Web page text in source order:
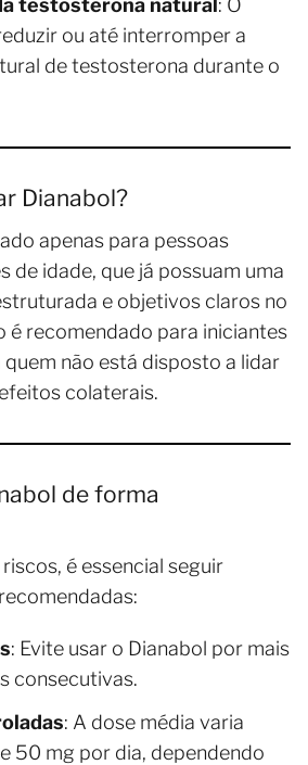
ou até interromper a
de testosterona durante o
Dianabol?
apenas para pessoas
de idade, que já possuam uma
e objetivos claros no
é recomendado para iniciantes
não está disposto a lidar
colaterais.
de forma
é essencial seguir
: Evite usar o Dianabol por mais
consecutivas.
: A dose média varia
50 mg por dia, dependendo